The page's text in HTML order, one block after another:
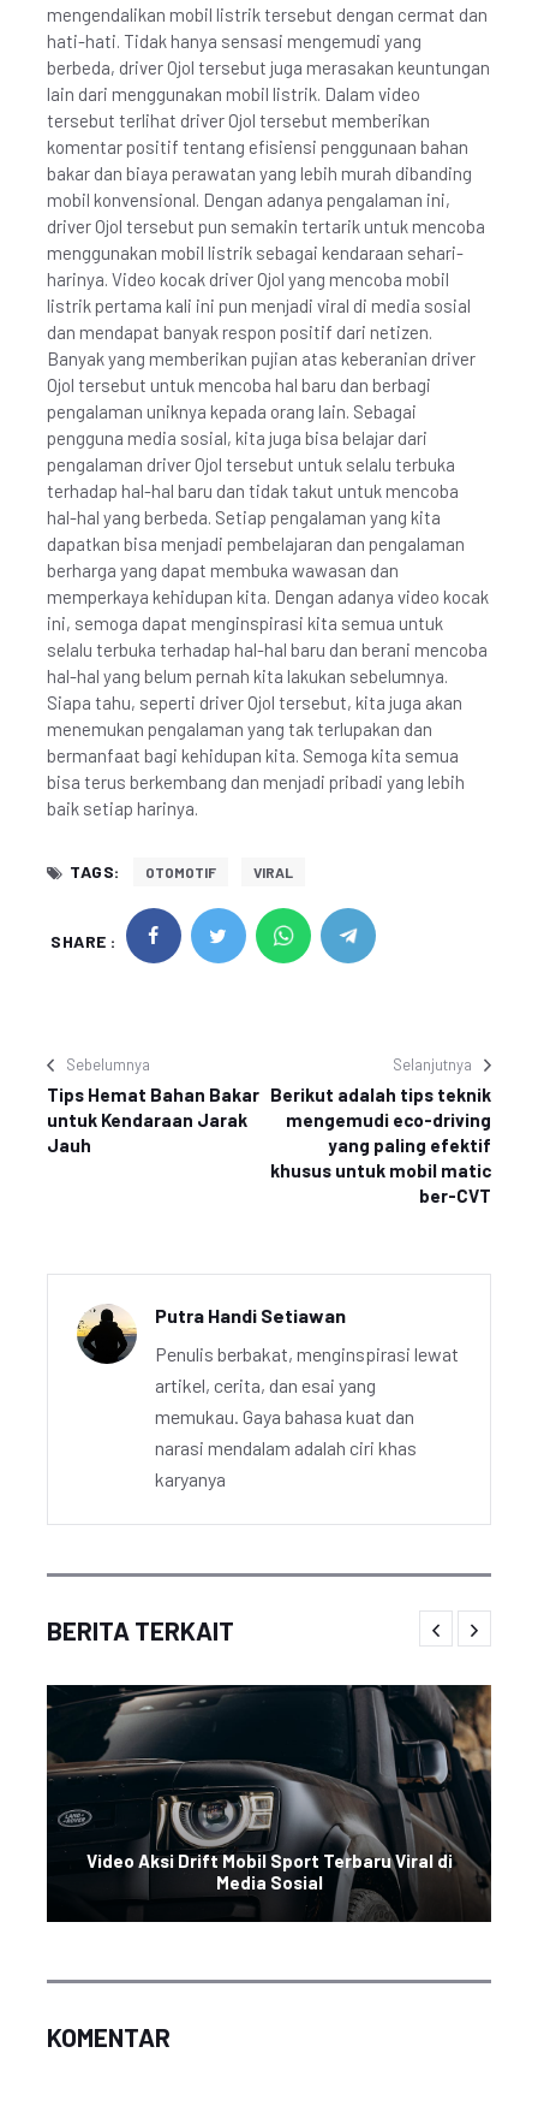
mengendalikan mobil listrik tersebut dengan cermat dan
hati-hati. Tidak hanya sensasi mengemudi yang
berbeda, driver Ojol tersebut juga merasakan keuntungan
lain dari menggunakan mobil listrik. Dalam video
tersebut terlihat driver Ojol tersebut memberikan
komentar positif tentang efisiensi penggunaan bahan
bakar dan biaya perawatan yang lebih murah dibanding
mobil konvensional. Dengan adanya pengalaman ini,
driver Ojol tersebut pun semakin tertarik untuk mencoba
menggunakan mobil listrik sebagai kendaraan sehari-
harinya. Video kocak driver Ojol yang mencoba mobil
listrik pertama kali ini pun menjadi viral di media sosial
dan mendapat banyak respon positif dari netizen.
Banyak yang memberikan pujian atas keberanian driver
Ojol tersebut untuk mencoba hal baru dan berbagi
pengalaman uniknya kepada orang lain. Sebagai
pengguna media sosial, kita juga bisa belajar dari
pengalaman driver Ojol tersebut untuk selalu terbuka
terhadap hal-hal baru dan tidak takut untuk mencoba
hal-hal yang berbeda. Setiap pengalaman yang kita
dapatkan bisa menjadi pembelajaran dan pengalaman
berharga yang dapat membuka wawasan dan
memperkaya kehidupan kita. Dengan adanya video kocak
ini, semoga dapat menginspirasi kita semua untuk
selalu terbuka terhadap hal-hal baru dan berani mencoba
hal-hal yang belum pernah kita lakukan sebelumnya.
Siapa tahu, seperti driver Ojol tersebut, kita juga akan
menemukan pengalaman yang tak terlupakan dan
bermanfaat bagi kehidupan kita. Semoga kita semua
bisa terus berkembang dan menjadi pribadi yang lebih
baik setiap harinya.
TAGS: OTOMOTIF VIRAL
SHARE :
Sebelumnya
Tips Hemat Bahan Bakar
untuk Kendaraan Jarak
Jauh
Selanjutnya
Berikut adalah tips teknik
mengemudi eco-driving
yang paling efektif
khusus untuk mobil matic
ber-CVT
Putra Handi Setiawan
Penulis berbakat, menginspirasi lewat
artikel, cerita, dan esai yang
memukau. Gaya bahasa kuat dan
narasi mendalam adalah ciri khas
karyanya
BERITA TERKAIT
Video Aksi Drift Mobil Sport Terbaru Viral di
Media Sosial
KOMENTAR